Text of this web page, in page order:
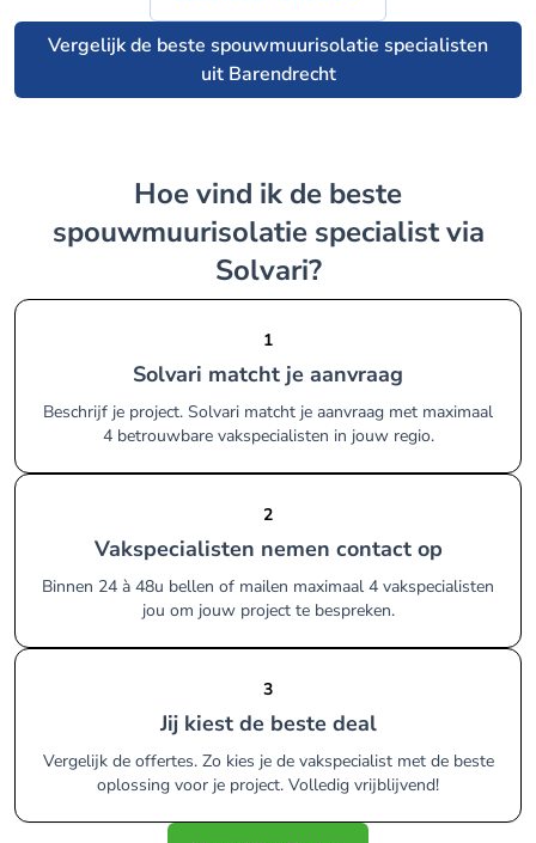
Vergelijk de beste spouwmuurisolatie specialisten
uit Barendrecht
Hoe vind ik de beste
spouwmuurisolatie specialist via
Solvari?
1
Solvari matcht je aanvraag
Beschrijf je project. Solvari matcht je aanvraag met maximaal
4 betrouwbare vakspecialisten in jouw regio.
2
Vakspecialisten nemen contact op
Binnen 24 à 48u bellen of mailen maximaal 4 vakspecialisten
jou om jouw project te bespreken.
3
Jij kiest de beste deal
Vergelijk de offertes. Zo kies je de vakspecialist met de beste
oplossing voor je project. Volledig vrijblijvend!